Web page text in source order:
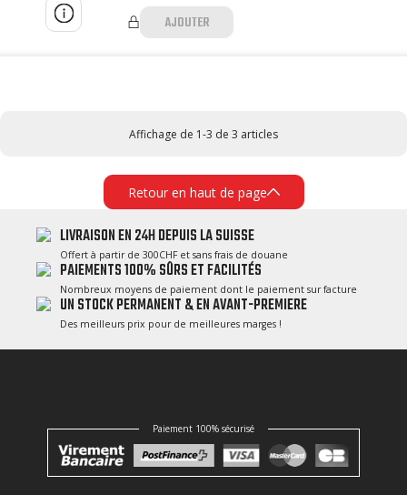
AJOUTER
Affichage de 1-3 de 3 articles
Retour en haut de page
LIVRAISON EN 24H DEPUIS LA SUISSE
Offert à partir de 300CHF et sans frais de douane
PAIEMENTS 100% SÛRS ET FACILITÉS
Nombreux moyens de paiement dont le paiement sur facture
UN STOCK PERMANENT & EN AVANT-PREMIERE
Des meilleurs prix pour de meilleures marges !
Paiement 100% sécurisé